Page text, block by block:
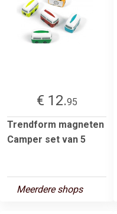
€ 12.95
Trendform magneten
Camper set van 5
Meerdere shops